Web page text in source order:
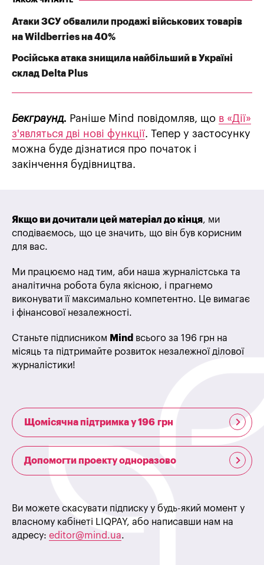
Атаки ЗСУ обвалили продажі військових товарів
на Wildberries на 40%
Російська атака знищила найбільший в Україні
склад Delta Plus
Бекграунд. Раніше Mind повідомляв, що в «Дії»
з'являться дві нові функції. Тепер у застосунку
можна буде дізнатися про початок і
закінчення будівництва.
Якщо ви дочитали цей матеріал до кінця, ми
сподіваємось, що це значить, що він був корисним
для вас.
Ми працюємо над тим, аби наша журналістська та
аналітична робота була якісною, і прагнемо
виконувати її максимально компетентно. Це вимагає
і фінансової незалежності.
Станьте підписником Mind всього за 196 грн на
місяць та підтримайте розвиток незалежної ділової
журналістики!
Щомісячна підтримка у 196 грн
Допомогти проекту одноразово
Ви можете скасувати підписку у будь-який момент у
власному кабінеті LIQPAY, або написавши нам на
адресу: editor@mind.ua.